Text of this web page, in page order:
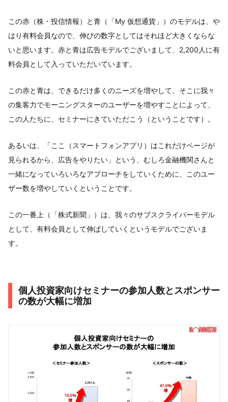
この赤（株・投信情報）と青（「My 仮想通貨」）のモデルは、や
はり有料会員なので、伸びの数字としてはそれほど大きくならな
いと思います。赤と青は広告モデルでございまして、2,200人に有
料会員として入っていただいています。
この赤と青は、できるだけ多くのニーズを増やして、そこに我々
の集客力でモーニングスターのユーザーを増やすことによって、
この人たちに、セミナーにきていただこう（ということです）。
あるいは、「ここ（スマートフォンアプリ）はこれだけページが
見られるから、広告をやりたい」という、むしろ金融機関さんと
一緒になっていろいろなアプローチをしていくために、このユー
ザー数を増やしていくということです。
この一番上（「株式新聞」）は、我々のサブスクライバーモデル
として、有料会員として伸ばしていくというモデルでございま
す。
個人投資家向けセミナーの参加人数とスポンサー
の数が大幅に増加